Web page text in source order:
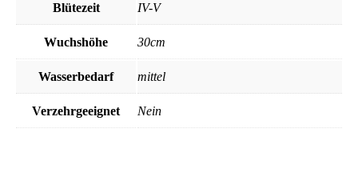
Blütezeit IV-V
Wuchshöhe 30cm
Wasserbedarf mittel
Verzehrgeeignet Nein